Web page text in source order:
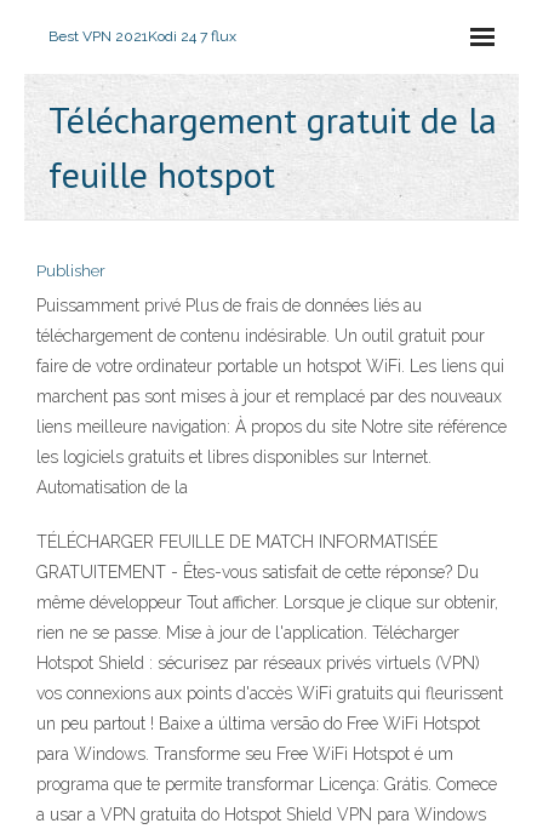
Best VPN 2021Kodi 24 7 flux
Téléchargement gratuit de la
feuille hotspot
Publisher
Puissamment privé Plus de frais de données liés au
téléchargement de contenu indésirable. Un outil gratuit pour
faire de votre ordinateur portable un hotspot WiFi. Les liens qui
marchent pas sont mises à jour et remplacé par des nouveaux
liens meilleure navigation: À propos du site Notre site référence
les logiciels gratuits et libres disponibles sur Internet.
Automatisation de la
TÉLÉCHARGER FEUILLE DE MATCH INFORMATISÉE
GRATUITEMENT - Êtes-vous satisfait de cette réponse? Du
même développeur Tout afficher. Lorsque je clique sur obtenir,
rien ne se passe. Mise à jour de l'application. Télécharger
Hotspot Shield : sécurisez par réseaux privés virtuels (VPN)
vos connexions aux points d'accès WiFi gratuits qui fleurissent
un peu partout ! Baixe a última versão do Free WiFi Hotspot
para Windows. Transforme seu Free WiFi Hotspot é um
programa que te permite transformar Licença: Grátis. Comece
a usar a VPN gratuita do Hotspot Shield VPN para Windows